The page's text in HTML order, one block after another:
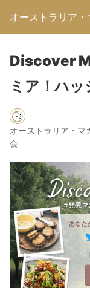
オーストラリア
Discover
ミア！ハ
オーストラリア・マ
会